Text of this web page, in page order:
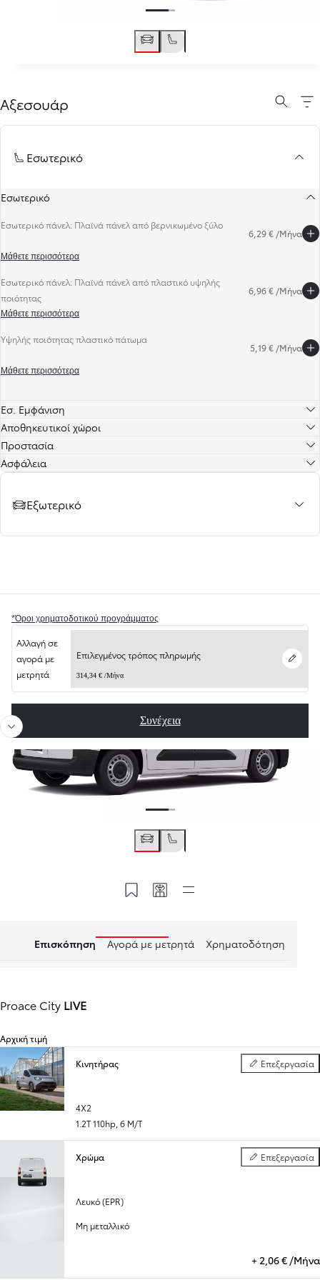
Αξεσουάρ
Εσωτερικό
Εσωτερικό
Εσωτερικό πάνελ: Πλαϊνά πάνελ από βερνικωμένο ξύλο
6,29 € /Μήνα
Μάθετε περισσότερα
Εσωτερικό πάνελ: Πλαϊνά πάνελ από πλαστικό υψηλής
ποιότητας
6,96 € /Μήνα
Μάθετε περισσότερα
Υψηλής ποιότητας πλαστικό πάτωμα
5,19 € /Μήνα
Μάθετε περισσότερα
Εσ. Εμφάνιση
Αποθηκευτικοί χώροι
Προστασία
Ασφάλεια
Εξωτερικό
Επιλεγμένος τρόπος πληρωμής
314,34 € /Μήνα
Επεξεργασία
Αλλαγή σε
αγορά με
μετρητά
Συνέχεια
*Όροι χρηματοδοτικού προγράμματος
Ένα βήμα πιο κοντά στο νέο σας Toyota
Προηγούμενο
Προηγούμενο
Αποθήκευση στο MyToyota
Κωδικός διαμόρφωσης
Επισκόπηση Αγορά με μετρητά Χρηματοδότηση
Proace City LIVE
Αρχική τιμή
Κινητήρας Επεξεργασία
Κινητήρας
4X2
1.2T 110hp, 6 M/T
Χρώμα Επεξεργασία
Χρώμα
Λευκό (EPR)
Μη μεταλλικό
+ 2,06 € /Μήνα